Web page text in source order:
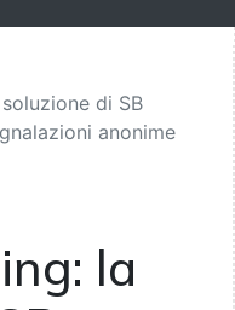
di SB
anonime
la